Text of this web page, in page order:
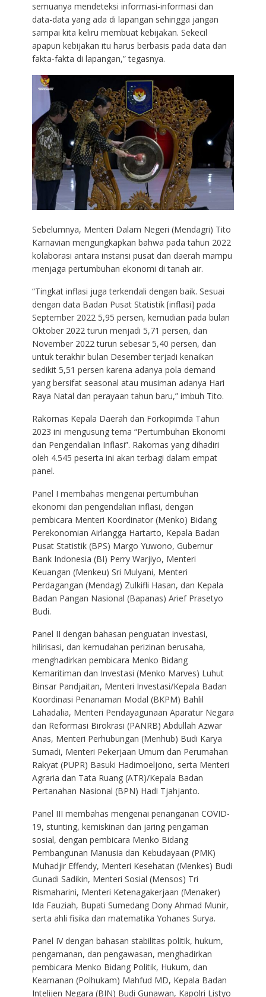
semuanya mendeteksi informasi-informasi dan
data-data yang ada di lapangan sehingga jangan
sampai kita keliru membuat kebijakan. Sekecil
apapun kebijakan itu harus berbasis pada data dan
fakta-fakta di lapangan,” tegasnya.
Sebelumnya, Menteri Dalam Negeri (Mendagri) Tito
Karnavian mengungkapkan bahwa pada tahun 2022
kolaborasi antara instansi pusat dan daerah mampu
menjaga pertumbuhan ekonomi di tanah air.
“Tingkat inflasi juga terkendali dengan baik. Sesuai
dengan data Badan Pusat Statistik [inflasi] pada
September 2022 5,95 persen, kemudian pada bulan
Oktober 2022 turun menjadi 5,71 persen, dan
November 2022 turun sebesar 5,40 persen, dan
untuk terakhir bulan Desember terjadi kenaikan
sedikit 5,51 persen karena adanya pola demand
yang bersifat seasonal atau musiman adanya Hari
Raya Natal dan perayaan tahun baru,” imbuh Tito.
Rakornas Kepala Daerah dan Forkopimda Tahun
2023 ini mengusung tema “Pertumbuhan Ekonomi
dan Pengendalian Inflasi”. Rakornas yang dihadiri
oleh 4.545 peserta ini akan terbagi dalam empat
panel.
Panel I membahas mengenai pertumbuhan
ekonomi dan pengendalian inflasi, dengan
pembicara Menteri Koordinator (Menko) Bidang
Perekonomian Airlangga Hartarto, Kepala Badan
Pusat Statistik (BPS) Margo Yuwono, Gubernur
Bank Indonesia (BI) Perry Warjiyo, Menteri
Keuangan (Menkeu) Sri Mulyani, Menteri
Perdagangan (Mendag) Zulkifli Hasan, dan Kepala
Badan Pangan Nasional (Bapanas) Arief Prasetyo
Budi.
Panel II dengan bahasan penguatan investasi,
hilirisasi, dan kemudahan perizinan berusaha,
menghadirkan pembicara Menko Bidang
Kemaritiman dan Investasi (Menko Marves) Luhut
Binsar Pandjaitan, Menteri Investasi/Kepala Badan
Koordinasi Penanaman Modal (BKPM) Bahlil
Lahadalia, Menteri Pendayagunaan Aparatur Negara
dan Reformasi Birokrasi (PANRB) Abdullah Azwar
Anas, Menteri Perhubungan (Menhub) Budi Karya
Sumadi, Menteri Pekerjaan Umum dan Perumahan
Rakyat (PUPR) Basuki Hadimoeljono, serta Menteri
Agraria dan Tata Ruang (ATR)/Kepala Badan
Pertanahan Nasional (BPN) Hadi Tjahjanto.
Panel III membahas mengenai penanganan COVID-
19, stunting, kemiskinan dan jaring pengaman
sosial, dengan pembicara Menko Bidang
Pembangunan Manusia dan Kebudayaan (PMK)
Muhadjir Effendy, Menteri Kesehatan (Menkes) Budi
Gunadi Sadikin, Menteri Sosial (Mensos) Tri
Rismaharini, Menteri Ketenagakerjaan (Menaker)
Ida Fauziah, Bupati Sumedang Dony Ahmad Munir,
serta ahli fisika dan matematika Yohanes Surya.
Panel IV dengan bahasan stabilitas politik, hukum,
pengamanan, dan pengawasan, menghadirkan
pembicara Menko Bidang Politik, Hukum, dan
Keamanan (Polhukam) Mahfud MD, Kepala Badan
Intelijen Negara (BIN) Budi Gunawan, Kapolri Listyo